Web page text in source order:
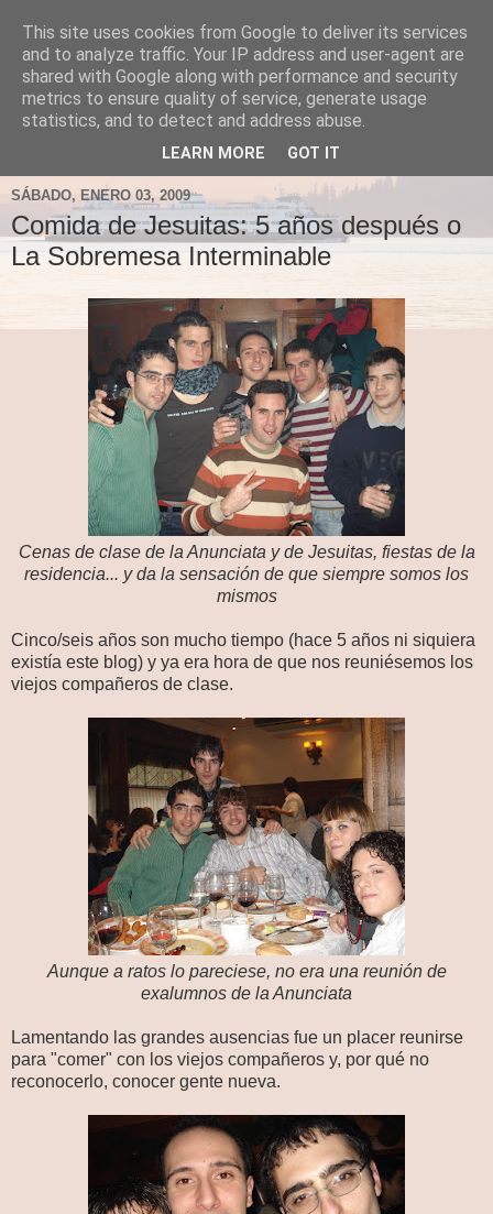
Fergus el Destructor
Blog sobre lo que le apetece escribir a Fergus, en el caso
de que le apetezca escribir.
SÁBADO, ENERO 03, 2009
Comida de Jesuitas: 5 años después o
La Sobremesa Interminable
Cenas de clase de la Anunciata y de Jesuitas, fiestas de la
residencia... y da la sensación de que siempre somos los
mismos
Cinco/seis años son mucho tiempo (hace 5 años ni siquiera
existía este blog) y ya era hora de que nos reuniésemos los
viejos compañeros de clase.
Aunque a ratos lo pareciese, no era una reunión de
exalumnos de la Anunciata
Lamentando las grandes ausencias fue un placer reunirse
para "comer" con los viejos compañeros y, por qué no
reconocerlo, conocer gente nueva.
This site uses cookies from Google to deliver its services
and to analyze traffic. Your IP address and user-agent are
shared with Google along with performance and security
metrics to ensure quality of service, generate usage
statistics, and to detect and address abuse.
LEARN MORE GOT IT